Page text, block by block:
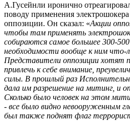
А.Гусейнли иронично
поводу применения электрошокера
оппозиции. Он сказал: «Акции
чтобы там применять
собираются самое большее 300-
необходимости вообще к ним что-
Представители оппозиции хотят
привлечь к себе внимание,
силы. В прошлый раз
дала им разрешение на митинг, и
Сколько было человек на этом
- все было видно невооруженным
был также поднят флаг